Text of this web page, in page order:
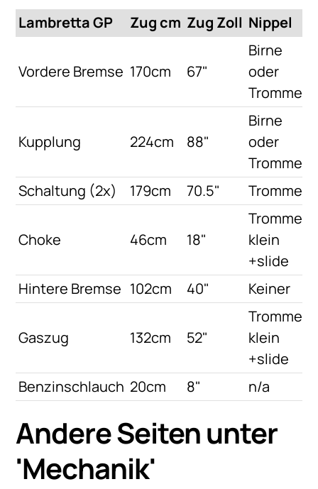
Lambretta GP Zug cm Zug Zoll Nippel
Vordere Bremse 170cm 67"
Birne
oder
Trommel
Kupplung 224cm 88"
Birne
oder
Trommel
Schaltung (2x) 179cm 70.5" Trommel
Choke 46cm 18"
Trommel
klein
+slide
Hintere Bremse 102cm 40" Keiner
Gaszug 132cm 52"
Trommel
klein
+slide
Benzinschlauch 20cm 8" n/a
Andere Seiten unter
'Mechanik'